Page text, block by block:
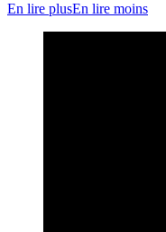
En lire plusEn lire moins